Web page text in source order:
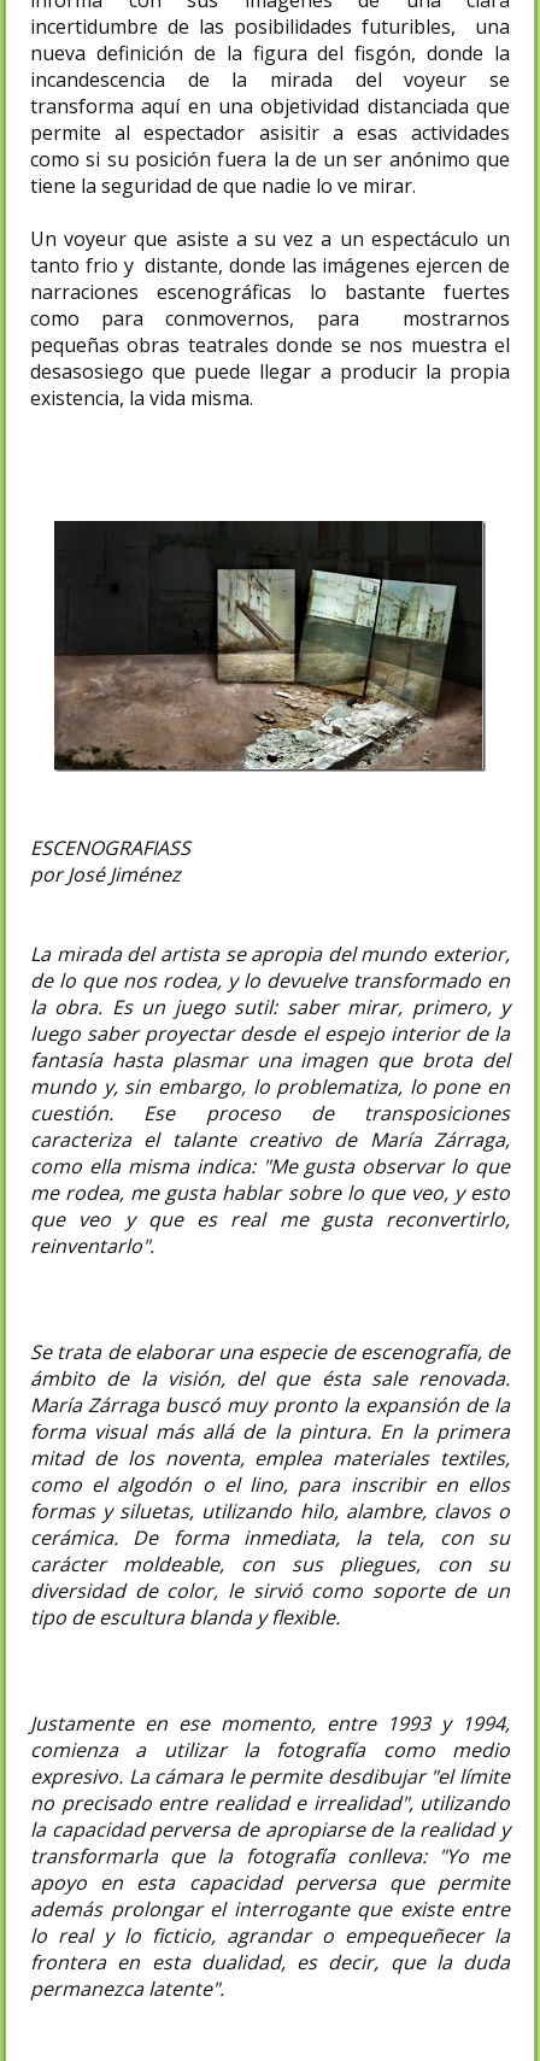
incertidumbre de las posibilidades futuribles, una
nueva definición de la figura del fisgón, donde la
incandescencia de la mirada del voyeur se
transforma aquí en una objetividad distanciada que
permite al espectador asisitir a esas actividades
como si su posición fuera la de un ser anónimo que
tiene la seguridad de que nadie lo ve mirar.
Un voyeur que asiste a su vez a un espectáculo un
tanto frio y distante, donde las imágenes ejercen de
narraciones escenográficas lo bastante fuertes
como para conmovernos, para mostrarnos
pequeñas obras teatrales donde se nos muestra el
desasosiego que puede llegar a producir la propia
existencia, la vida misma.
ESCENOGRAFIASS
por José Jiménez
La mirada del artista se apropia del mundo exterior,
de lo que nos rodea, y lo devuelve transformado en
la obra. Es un juego sutil: saber mirar, primero, y
luego saber proyectar desde el espejo interior de la
fantasía hasta plasmar una imagen que brota del
mundo y, sin embargo, lo problematiza, lo pone en
cuestión. Ese proceso de transposiciones
caracteriza el talante creativo de María Zárraga,
como ella misma indica: "Me gusta observar lo que
me rodea, me gusta hablar sobre lo que veo, y esto
que veo y que es real me gusta reconvertirlo,
reinventarlo".
Se trata de elaborar una especie de escenografía, de
ámbito de la visión, del que ésta sale renovada.
María Zárraga buscó muy pronto la expansión de la
forma visual más allá de la pintura. En la primera
mitad de los noventa, emplea materiales textiles,
como el algodón o el lino, para inscribir en ellos
formas y siluetas, utilizando hilo, alambre, clavos o
cerámica. De forma inmediata, la tela, con su
carácter moldeable, con sus pliegues, con su
diversidad de color, le sirvió como soporte de un
tipo de escultura blanda y flexible.
Justamente en ese momento, entre 1993 y 1994,
comienza a utilizar la fotografía como medio
expresivo. La cámara le permite desdibujar "el límite
no precisado entre realidad e irrealidad", utilizando
la capacidad perversa de apropiarse de la realidad y
transformarla que la fotografía conlleva: "Yo me
apoyo en esta capacidad perversa que permite
además prolongar el interrogante que existe entre
lo real y lo ficticio, agrandar o empequeñecer la
frontera en esta dualidad, es decir, que la duda
permanezca latente".